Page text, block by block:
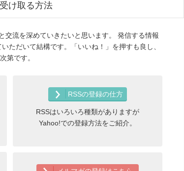
け取る方法
交流を深めていきたいと思います。 発信する情報
ただいて結構です。「いいね！」を押すも良し、
第です。
RSSの登録の仕方
RSSはいろいろ種類がありますが
Yahoo!での登録方法をご紹介。